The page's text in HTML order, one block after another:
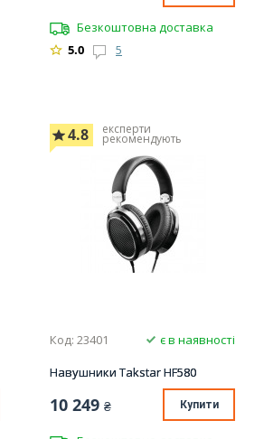
Безкоштовна доставка
5.0
5
4.8 експерти
рекомендують
Код: 23401
є в наявності
Навушники Takstar HF580
10 249 ₴ Купити